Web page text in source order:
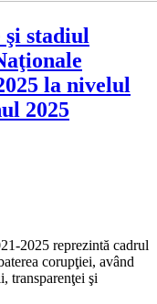
stadiul
la nivelul
2025
2025 reprezintă cadrul
corupţiei, având
transparenţei şi